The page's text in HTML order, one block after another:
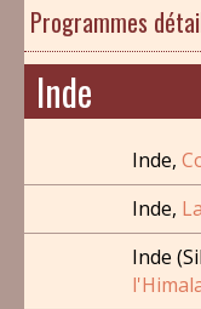
Programmes
Inde
Inde,
Inde,
Inde